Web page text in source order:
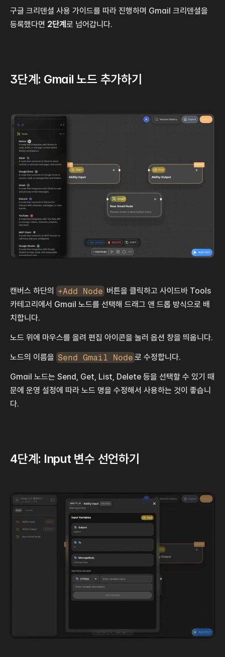
구글 크리덴셜 사용 가이드를 따라 진행하며 Gmail 크리덴셜을
등록했다면 2단계 로 넘어갑니다.
3단계: Gmail 노드 추가하기
캔버스 하단의 +Add Node 버튼을 클릭하고 사이드바 Tools
카테고리에서 Gmail 노드를 선택해 드래그 앤 드롭 방식으로 배
치합니다.
노드 위에 마우스를 올려 편집 아이콘을 눌러 옵션 창을 띄웁니다.
노드의 이름을 Send Gmail Node 로 수정합니다.
Gmail 노드는 Send, Get, List, Delete 등을 선택할 수 있기 때
문에 운영 설정에 따라 노드 명을 수정해서 사용하는 것이 좋습니
다.
4단계: Input 변수 선언하기